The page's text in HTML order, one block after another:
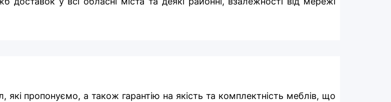
які пропонуємо, а також гарантію на якість та комплектність меблів, що